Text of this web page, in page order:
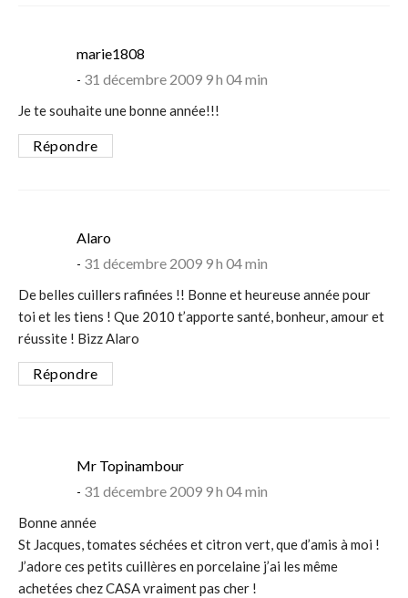
marie1808
31 décembre 2009 9 h 04 min
Je te souhaite une bonne année!!!
Répondre
Alarosays:
31 décembre 2009 9 h 04 min
De belles cuillers rafinées !! Bonne et heureuse année pour
toi et les tiens ! Que 2010 t’apporte santé, bonheur, amour et
réussite ! Bizz Alaro
Répondre
Mr Topinamboursays:
31 décembre 2009 9 h 04 min
Bonne année
St Jacques, tomates séchées et citron vert, que d’amis à moi !
J’adore ces petits cuillères en porcelaine j’ai les même
achetées chez CASA vraiment pas cher !